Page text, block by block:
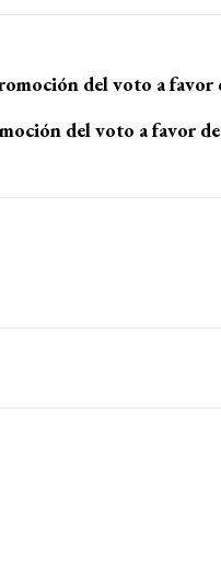
del voto a favor de